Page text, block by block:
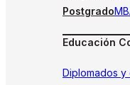
Postgrado
Educación
Diplomados y